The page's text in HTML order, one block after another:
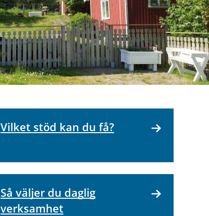
Vilket stöd kan du få?
Så väljer du daglig
verksamhet